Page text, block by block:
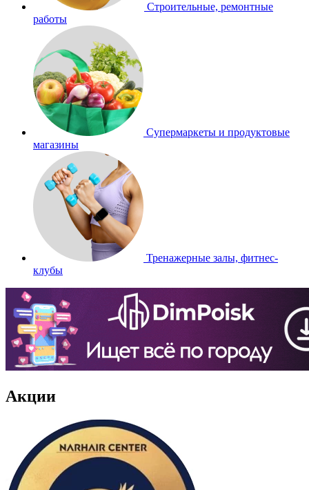
Строительные, ремонтные
работы
Супермаркеты и продуктовые
магазины
Тренажерные залы, фитнес-
клубы
Акции